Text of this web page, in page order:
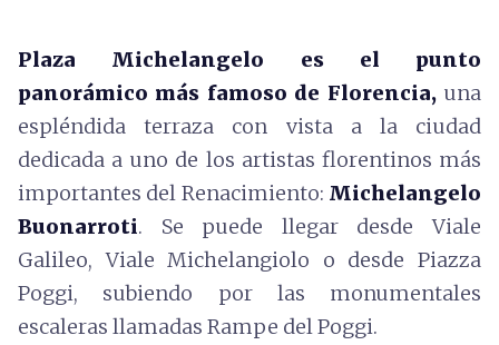
Plaza Michelangelo es el punto
panorámico más famoso de Florencia,una
espléndida terraza con vista a la ciudad
dedicada a uno de los artistas florentinos más
importantes del Renacimiento: Michelangelo
Buonarroti. Se puede llegar desde Viale
Galileo, Viale Michelangiolo o desde Piazza
Poggi, subiendo por las monumentales
escaleras llamadas Rampe del Poggi.